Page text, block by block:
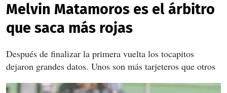
Melvin Matamoros es el árbitro
que saca más rojas
Después de finalizar la primera vuelta los tocapitos
dejaron grandes datos. Unos son más tarjeteros que otros